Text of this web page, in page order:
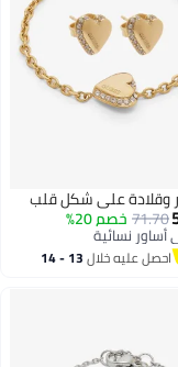
على شكل قلب
71.70خصم 20%
احصل عليه خلال 13 - 14